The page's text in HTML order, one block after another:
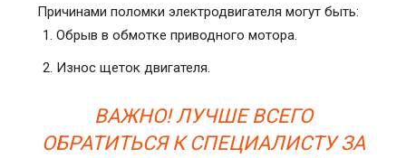
Причинами поломки электродвигателя могут быть:
Обрыв в обмотке приводного мотора.
Износ щеток двигателя.
ВАЖНО! ЛУЧШЕ ВСЕГО
ОБРАТИТЬСЯ К СПЕЦИАЛИСТУ ЗА